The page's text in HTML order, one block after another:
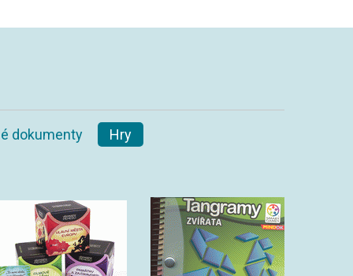
dokumenty Hry